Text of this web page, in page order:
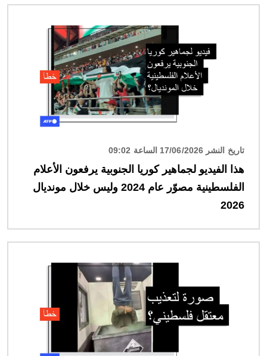
تاريخ النشر 17/06/2026 الساعة 09:02
هذا الفيديو لجماهير كوريا الجنوبية يرفعون الأعلام
الفلسطينية مصوّر عام 2024 وليس خلال مونديال
2026